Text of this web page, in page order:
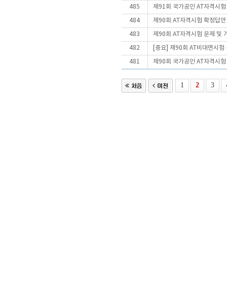
485 제91회 국가공인 AT자격시
484 제90회 AT자격시험 확정답
483 제90회 AT자격시험 문제 및
482 [중요] 제90회 AT비대면시험
481 제90회 국가공인 AT자격시
1 2 3